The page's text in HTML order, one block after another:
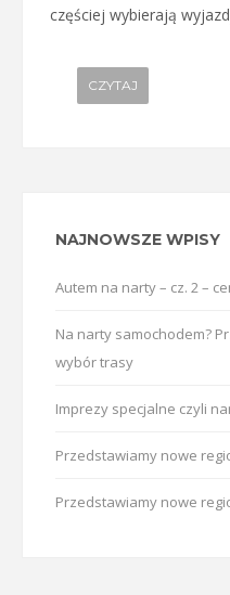
częściej wybierają
CZYTAJ
NAJNOWSZE WPISY
Autem na narty – cz. 2 –
Na narty samochodem?
wybór trasy
Imprezy specjalne czyli
Przedstawiamy nowe
Przedstawiamy nowe